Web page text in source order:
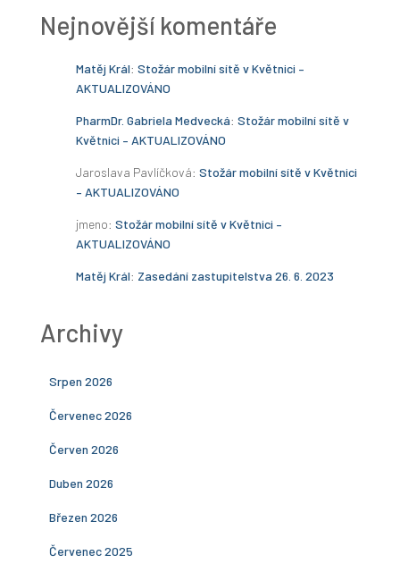
Nejnovější komentáře
Matěj Král: Stožár mobilní sítě v Květnici –
AKTUALIZOVÁNO
PharmDr. Gabriela Medvecká: Stožár mobilní sítě v
Květnici – AKTUALIZOVÁNO
Jaroslava Pavlíčková: Stožár mobilní sítě v Květnici
– AKTUALIZOVÁNO
jmeno: Stožár mobilní sítě v Květnici –
AKTUALIZOVÁNO
Matěj Král: Zasedání zastupitelstva 26. 6. 2023
Archivy
Srpen 2026
Červenec 2026
Červen 2026
Duben 2026
Březen 2026
Červenec 2025